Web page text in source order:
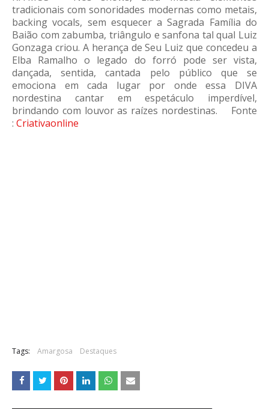
tradicionais com sonoridades modernas como metais,
backing vocals, sem esquecer a Sagrada Família do
Baião com zabumba, triângulo e sanfona tal qual Luiz
Gonzaga criou. A herança de Seu Luiz que concedeu a
Elba Ramalho o legado do forró pode ser vista,
dançada, sentida, cantada pelo público que se
emociona em cada lugar por onde essa DIVA
nordestina cantar em espetáculo imperdível,
brindando com louvor as raízes nordestinas. Fonte
: Criativaonline
Tags: Amargosa Destaques